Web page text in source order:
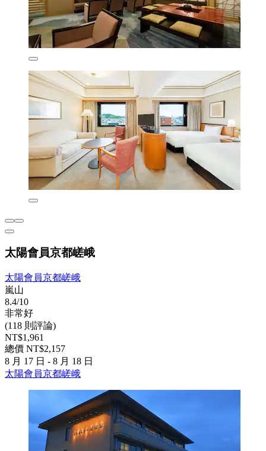
太陽會員京都嵯峨
太陽會員京都嵯峨
嵐山
8.4/10
非常好
(118 則評論)
NT$1,961
總價 NT$2,157
8 月 17 日 - 8 月 18 日
太陽會員京都嵯峨